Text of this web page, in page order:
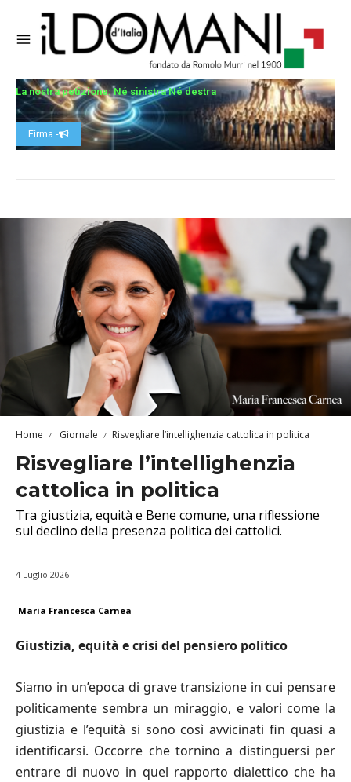
La nostra petizione: Né sinistra Né destra
Firma -
Home Giornale Risvegliare l’intellighenzia cattolica in politica
Risvegliare l’intellighenzia
cattolica in politica
Tra giustizia, equità e Bene comune, una riflessione
sul declino della presenza politica dei cattolici.
4 Luglio 2026
Maria Francesca Carnea
Giustizia, equità e crisi del pensiero politico
Siamo in un’epoca di grave transizione in cui pensare
politicamente sembra un miraggio, e valori come la
giustizia e l’equità si sono così avvicinati fin quasi a
identificarsi. Occorre che tornino a distinguersi per
entrare di nuovo in quel rapporto dialettico che ha